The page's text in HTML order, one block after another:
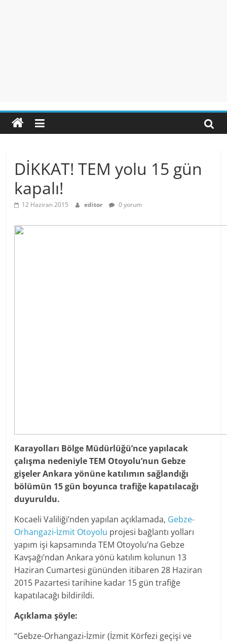
DİKKAT! TEM yolu 15 gün
kapalı!
12 Haziran 2015 editor 0 yorum
Karayolları Bölge Müdürlüğü’nce yapılacak
çalışma nedeniyle TEM Otoyolu’nun Gebze
gişeler Ankara yönüne katılımın sağlandığı
bölümün 15 gün boyunca trafiğe kapatılacağı
duyuruldu.
Kocaeli Valiliği’nden yapılan açıklamada, Gebze-
Orhangazi-İzmit Otoyolu projesi bağlantı yolları
yapım işi kapsamında TEM Otoyolu’na Gebze
Kavşağı’ndan Ankara yönü katılım kolunun 13
Haziran Cumartesi gününden itibaren 28 Haziran
2015 Pazartesi tarihine kadar 15 gün trafiğe
kapatılacağı bildirildi.
Açıklama şöyle:
“Gebze-Orhangazi-İzmir (İzmit Körfezi geçişi ve